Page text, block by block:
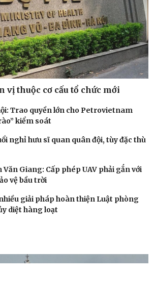
vị thuộc cơ cấu tổ chức mới
Trao quyền lớn cho Petrovietnam
kiểm soát
nghỉ hưu sĩ quan quân đội, tùy đặc thù
Giang: Cấp phép UAV phải gắn với
vệ bầu trời
giải pháp hoàn thiện Luật phòng
diệt hàng loạt